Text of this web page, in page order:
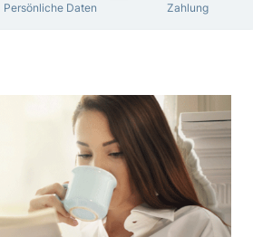
Persönliche Daten Zahlung